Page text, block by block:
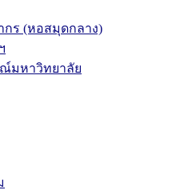
กร (หอสมุดกลาง)
มหาวิทยาลัย